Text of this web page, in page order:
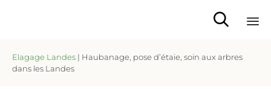

Elagage Landes | Haubanage, pose d’étaie, soin aux arbres
dans les Landes